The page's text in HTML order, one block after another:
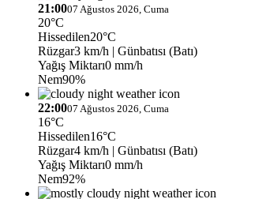
21:0007 Ağustos 2026, Cuma
20°C
Hissedilen20°C
Rüzgar3 km/h | Günbatısı (Batı)
Yağış Miktarı0 mm/h
Nem90%
22:0007 Ağustos 2026, Cuma
16°C
Hissedilen16°C
Rüzgar4 km/h | Günbatısı (Batı)
Yağış Miktarı0 mm/h
Nem92%